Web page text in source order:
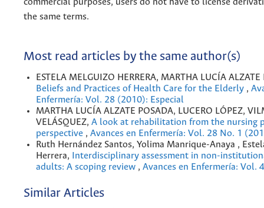
commercial purposes, users do not have to license
the same terms.
Most read articles by the same author(s)
ESTELA MELGUIZO HERRERA, MARTHA LUCÍA ALZATE
Beliefs and Practices of Health Care for the Elderly ,
Enfermería: Vol. 28 (2010): Especial
MARTHA LUCÍA ALZATE POSADA, LUCERO LÓPEZ,
VELÁSQUEZ, A look at rehabilitation from the nursing
perspective , Avances en Enfermería: Vol. 28 No. 1
Ruth Hernández Santos, Yolima Manrique-Anaya ,
Herrera,
Interdisciplinary assessment in non-
adults: A scoping review , Avances en Enfermería: Vol.
Similar Articles